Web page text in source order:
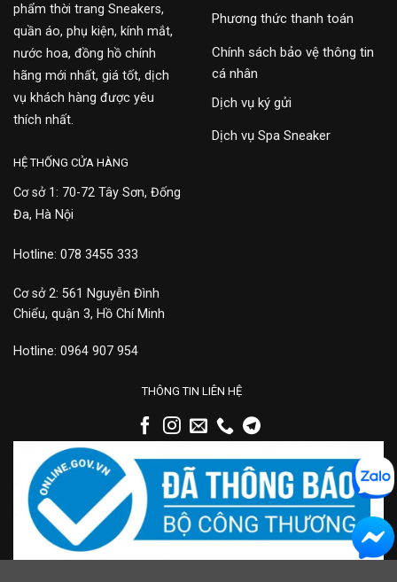
phẩm thời trang Sneakers,
quần áo, phụ kiện, kính mắt,
nước hoa, đồng hồ chính
hãng mới nhất, giá tốt, dịch
vụ khách hàng được yêu
thích nhất.
Phương thức thanh toán
Chính sách bảo vệ thông tin
cá nhân
Dịch vụ ký gửi
Dịch vụ Spa Sneaker
HỆ THỐNG CỬA HÀNG
Cơ sở 1: 70-72 Tây Sơn, Đống
Đa, Hà Nội
Hotline: 078 3455 333
Cơ sở 2: 561 Nguyễn Đình
Chiểu, quận 3, Hồ Chí Minh
Hotline: 0964 907 954
THÔNG TIN LIÊN HỆ